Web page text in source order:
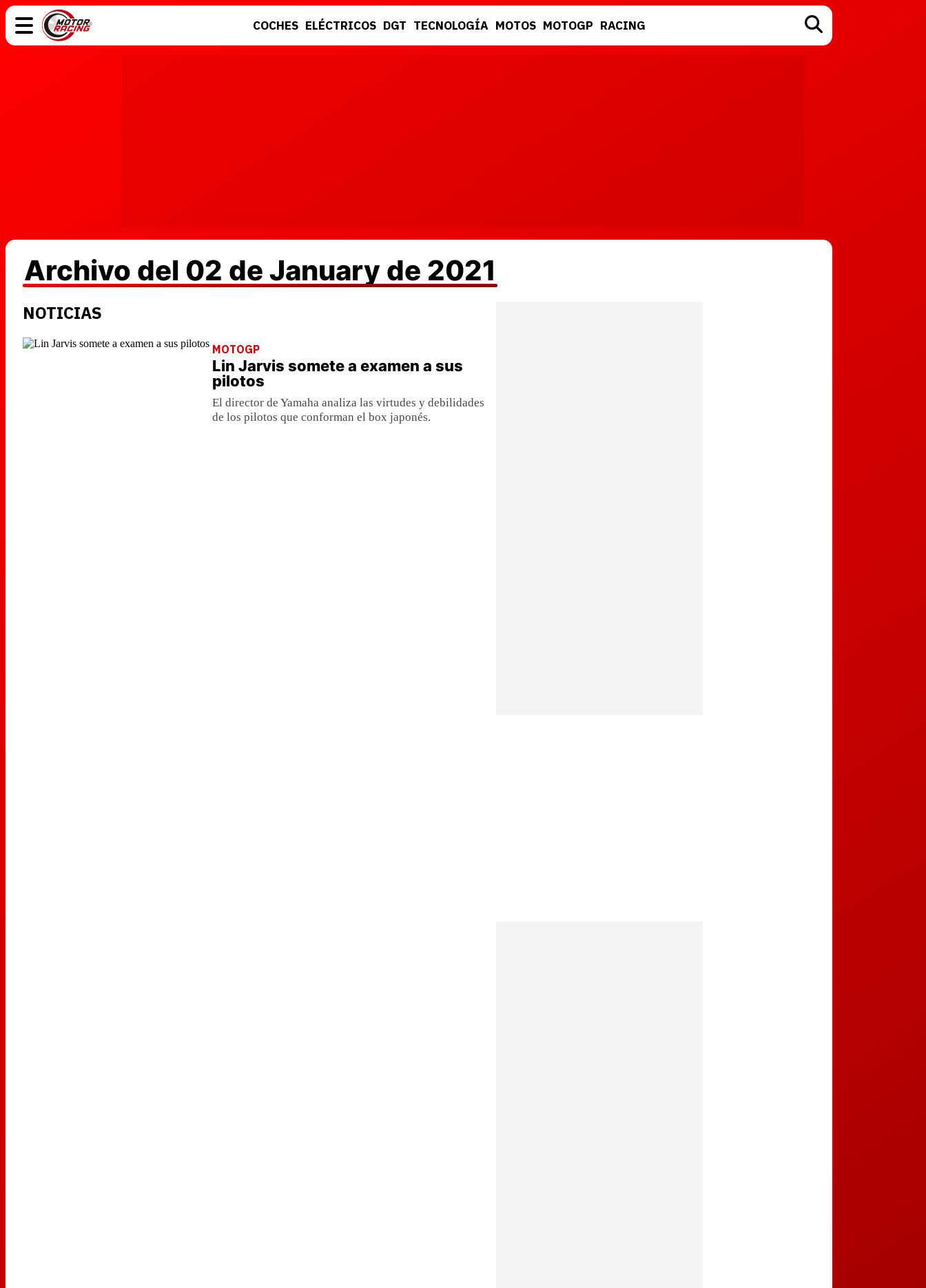
COCHES ELÉCTRICOS DGT TECNOLOGÍA MOTOS MOTOGP RACING
Archivo del 02 de January de 2021
NOTICIAS
MOTOGP
Lin Jarvis somete a examen a sus
pilotos
El director de Yamaha analiza las virtudes y debilidades
de los pilotos que conforman el box japonés.